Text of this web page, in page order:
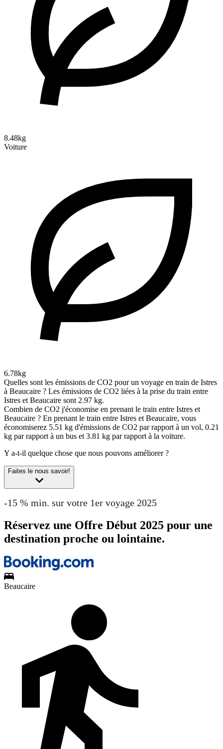
8.48kg
Voiture
6.78kg
Quelles sont les émissions de CO2 pour un voyage en train de Istres
à Beaucaire ? Les émissions de CO2 liées à la prise du train entre
Istres et Beaucaire sont 2.97 kg.
Combien de CO2 j'économise en prenant le train entre Istres et
Beaucaire ? En prenant le train entre Istres et Beaucaire, vous
économiserez 5.51 kg d'émissions de CO2 par rapport à un vol, 0.21
kg par rapport à un bus et 3.81 kg par rapport à la voiture.
Y a-t-il quelque chose que nous pouvons améliorer ?
Faites le nous savoir!
-15 % min. sur votre 1er voyage 2025
Réservez une Offre Début 2025 pour une
destination proche ou lointaine.
Beaucaire